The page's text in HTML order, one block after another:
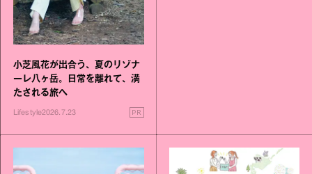
小芝風花が出合う、夏のリゾナ
ーレ八ヶ岳。日常を離れて、満
たされる旅へ
Lifestyle2026.7.23 PR